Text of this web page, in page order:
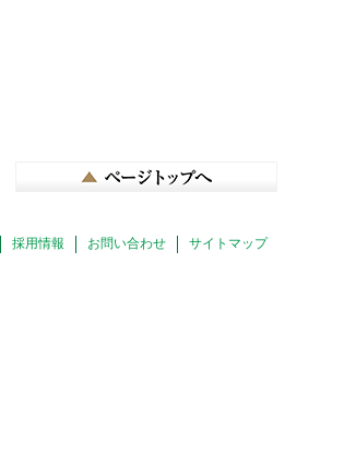
採用情報 お問い合わせ サイトマップ